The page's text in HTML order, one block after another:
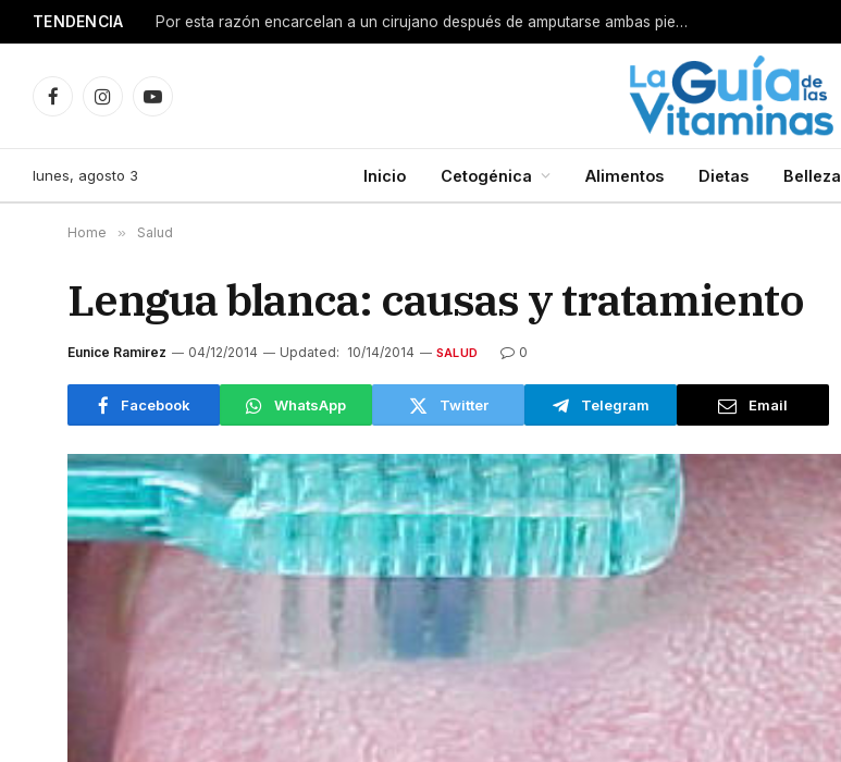
TENDENCIA 15 beneficios de tomar magnesio para tu cuerpo
FacebookInstagramYouTube
lunes, agosto 3 Inicio Cetogénica Alimentos Dietas Belleza
Home » Salud
Lengua blanca: causas y tratamiento
Eunice Ramirez 04/12/2014 Updated: 10/14/2014 SALUD 0
Facebook WhatsApp Twitter Telegram Email